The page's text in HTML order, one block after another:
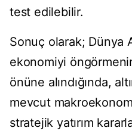
test edilebilir.
Sonuç olarak; Dünya
ekonomiyi
önüne alındığında,
mevcut
stratejik yatırım